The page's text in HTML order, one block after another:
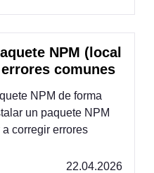
NPM (local
comunes
NPM de forma
un paquete NPM
corregir errores
22.04.2026